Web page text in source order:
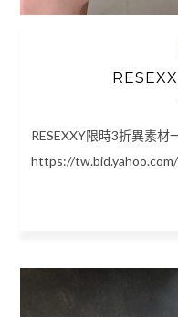
RESEXXY限時3折異素材
https://